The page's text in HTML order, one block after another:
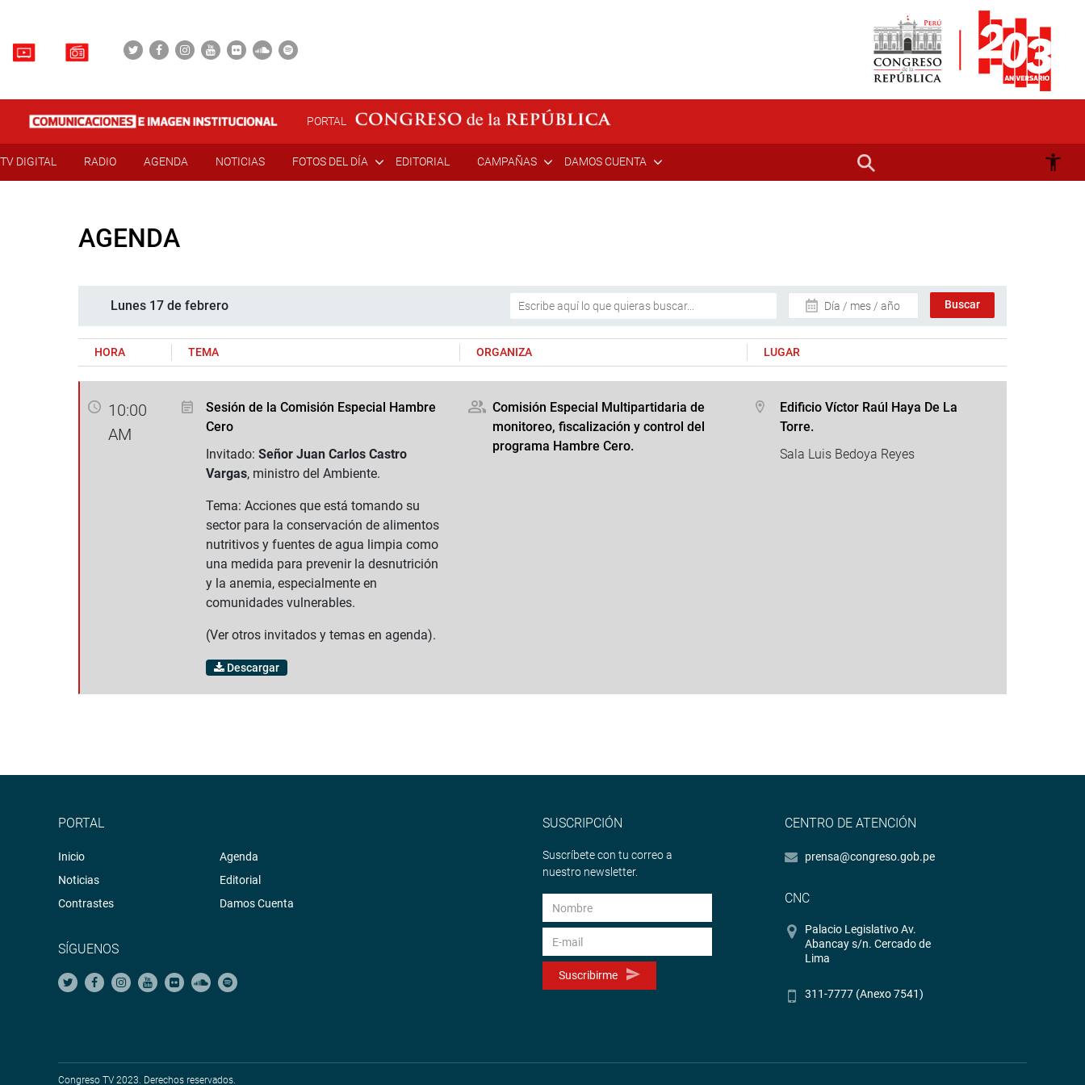
PORTAL
TV DIGITAL RADIO AGENDA NOTICIAS FOTOS DEL DÍA EDITORIAL CAMPAÑAS DAMOS CUENTA
AGENDA
Lunes 17 de febrero Día / mes / año
HORA TEMA ORGANIZA LUGAR
10:00
AM
Sesión de la Comisión Especial Hambre
Cero
Invitado: Señor Juan Carlos Castro
Vargas, ministro del Ambiente.
Tema: Acciones que está tomando su
sector para la conservación de alimentos
nutritivos y fuentes de agua limpia como
una medida para prevenir la desnutrición
y la anemia, especialmente en
comunidades vulnerables.
(Ver otros invitados y temas en agenda).
Descargar
Comisión Especial Multipartidaria de
monitoreo, fiscalización y control del
programa Hambre Cero.
Edificio Víctor Raúl Haya De La
Torre.
Sala Luis Bedoya Reyes
PORTAL
Inicio
Noticias
Contrastes
Agenda
Editorial
Damos Cuenta
SÍGUENOS
SUSCRIPCIÓN
Suscríbete con tu correo a
nuestro newsletter.
Suscribirme
CENTRO DE ATENCIÓN
prensa@congreso.gob.pe
CNC
Palacio Legislativo Av.
Abancay s/n. Cercado de
Lima
311-7777 (Anexo 7541)
Congreso TV 2023. Derechos reservados.